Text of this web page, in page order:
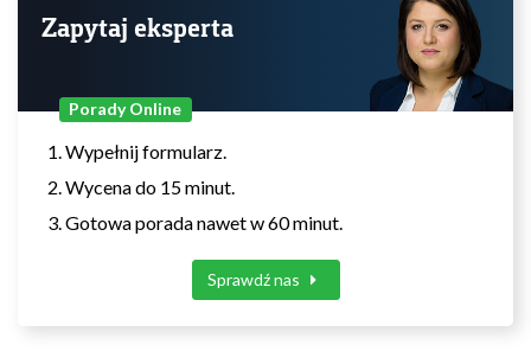
Zapytaj eksperta
Porady Online
Wypełnij formularz.
Wycena do 15 minut.
Gotowa porada nawet w 60 minut.
Sprawdź nas